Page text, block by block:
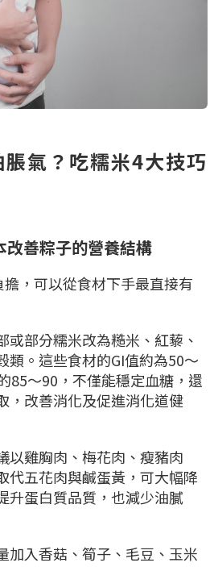
氣？吃糯米4大技巧
改善粽子的營養結構
，可以從食材下手最直接有
或部分糯米改為糙米、紅藜、
類。這些食材的GI值約為50～
85～90，不僅能穩定血糖，還
，改善消化及促進消化道健
以雞胸肉、梅花肉、瘦豬肉
代五花肉與鹹蛋黃，可大幅降
升蛋白質品質，也減少油膩
加入香菇、筍子、毛豆、玉米